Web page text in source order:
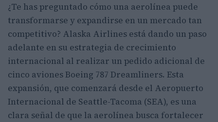
¿Te has preguntado cómo una aerolínea puede
transformarse y expandirse en un mercado tan
competitivo? Alaska Airlines está dando un paso
adelante en su estrategia de crecimiento
internacional al realizar un pedido adicional de
cinco aviones Boeing 787 Dreamliners. Esta
expansión, que comenzará desde el Aeropuerto
Internacional de Seattle-Tacoma (SEA), es una
clara señal de que la aerolínea busca fortalecer